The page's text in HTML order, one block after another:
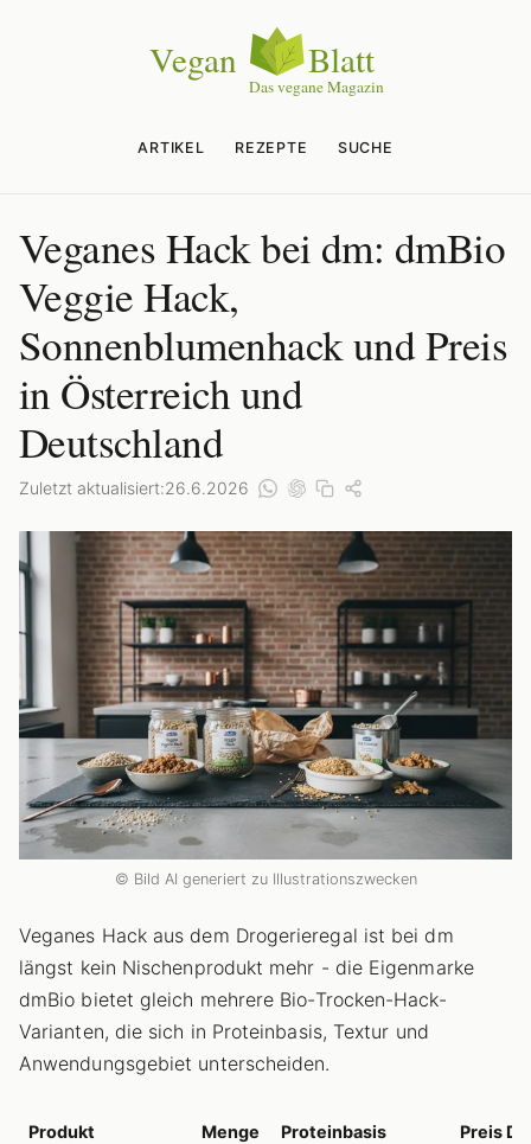
ARTIKEL REZEPTE SUCHE
Veganes Hack bei dm: dmBio
Veggie Hack,
Sonnenblumenhack und Preis
in Österreich und
Deutschland
Zuletzt aktualisiert:26.6.2026
© Bild AI generiert zu Illustrationszwecken
Veganes Hack aus dem Drogerieregal ist bei dm
längst kein Nischenprodukt mehr - die Eigenmarke
dmBio bietet gleich mehrere Bio-Trocken-Hack-
Varianten, die sich in Proteinbasis, Textur und
Anwendungsgebiet unterscheiden.
Produkt Menge Proteinbasis Preis DE